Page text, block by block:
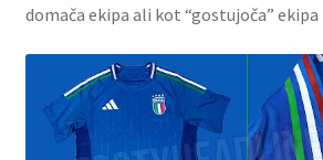
domača ekipa ali kot “gostujoča”